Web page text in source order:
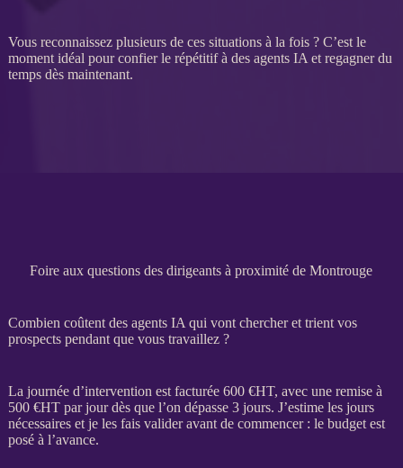
Vous reconnaissez plusieurs de ces situations à la fois ? C’est le
moment idéal pour confier le répétitif à des agents IA et regagner du
temps dès maintenant.
Foire aux questions des dirigeants à proximité de Montrouge
Combien coûtent des agents IA qui vont chercher et trient vos
prospects pendant que vous travaillez ?
La journée d’intervention est facturée 600 €HT, avec une remise à
500 €HTpar jour dès que l’on dépasse 3 jours. J’estime les jours
nécessaires et je les fais valider avant de commencer : le budget est
posé à l’avance.